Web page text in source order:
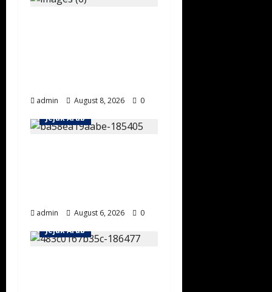
admin August 8, 2026
0
Jejak Arab
admin August 6, 2026
0
Jejak Arab